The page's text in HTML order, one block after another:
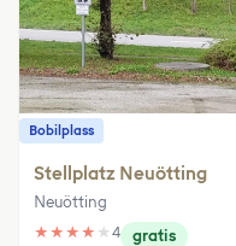
Bobilplass
Stellplatz Neuötting
Neuötting
★ ★ ★ ★ ★ 4 gratis